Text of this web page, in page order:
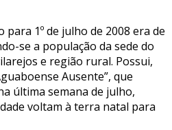
1º de julho de 2008 era de
se a população da sede do
e região rural. Possui,
Ausente”, que
última semana de julho,
voltam à terra natal para